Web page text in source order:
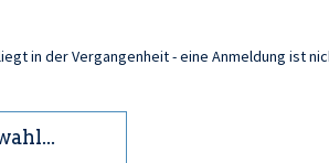
in der Vergangenheit - eine Anmeldung ist